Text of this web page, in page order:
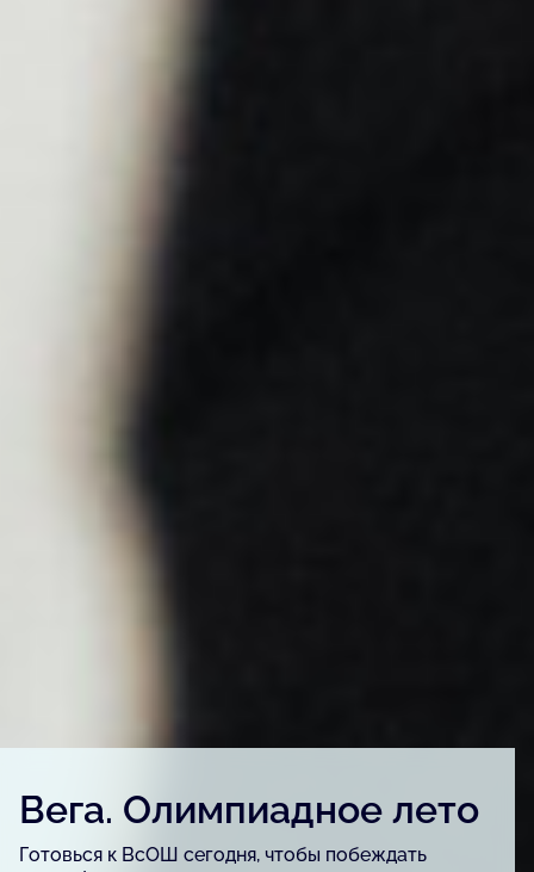
Детский конкурс «Вега.
Артфест»
Для детей и подростков, одарённых в сфере
изобразительного искусства, урбанистики и